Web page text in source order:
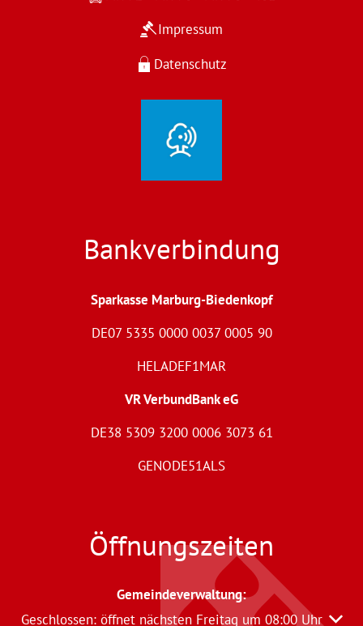
Impressum
Datenschutz
Bankverbindung
Sparkasse Marburg-Biedenkopf
DE07 5335 0000 0037 0005 90
HELADEF1MAR
VR VerbundBank eG
DE38 5309 3200 0006 3073 61
GENODE51ALS
Öffnungszeiten
Gemeindeverwaltung:
Klicken, um weitere Öffnungs- oder Schließzeiten
Geschlossen: öffnet nächsten Freitag um 08:00 Uhr